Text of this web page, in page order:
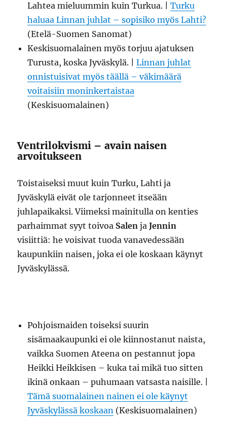
Lahtea mieluummin kuin Turkua. |Turku
haluaa Linnan juhlat – sopisiko myös Lahti?
(Etelä-Suomen Sanomat)
Keskisuomalainen myös torjuu ajatuksen
Turusta, koska Jyväskylä. |Linnan juhlat
onnistuisivat myös täällä – väkimäärä
voitaisiin moninkertaistaa
(Keskisuomalainen)
Ventrilokvismi – avain naisen
arvoitukseen
Toistaiseksi muut kuin Turku, Lahti ja
Jyväskylä eivät ole tarjonneet itseään
juhlapaikaksi. Viimeksi mainitulla on kenties
parhaimmat syyt toivoa Salen jaJennin
visiittiä: he voisivat tuoda vanavedessään
kaupunkiin naisen, joka ei ole koskaan käynyt
Jyväskylässä.
Pohjoismaiden toiseksi suurin
sisämaakaupunki ei ole kiinnostanut naista,
vaikka Suomen Ateena on pestannut jopa
Heikki Heikkisen – kuka tai mikä tuo sitten
ikinä onkaan – puhumaan vatsasta naisille. |
Tämä suomalainen nainen ei ole käynyt
Jyväskylässä koskaan (Keskisuomalainen)